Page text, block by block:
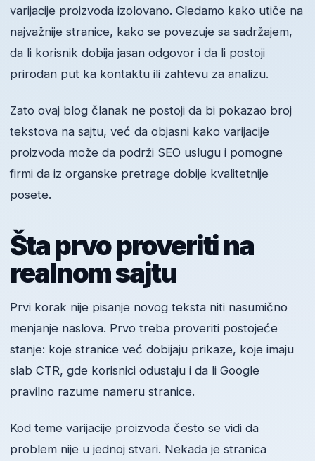
varijacije proizvoda izolovano. Gledamo kako utiče na
najvažnije stranice, kako se povezuje sa sadržajem,
da li korisnik dobija jasan odgovor i da li postoji
prirodan put ka kontaktu ili zahtevu za analizu.
Zato ovaj blog članak ne postoji da bi pokazao broj
tekstova na sajtu, već da objasni kako varijacije
proizvoda može da podrži SEO uslugu i pomogne
firmi da iz organske pretrage dobije kvalitetnije
posete.
Šta prvo proveriti na
realnom sajtu
Prvi korak nije pisanje novog teksta niti nasumično
menjanje naslova. Prvo treba proveriti postojeće
stanje: koje stranice već dobijaju prikaze, koje imaju
slab CTR, gde korisnici odustaju i da li Google
pravilno razume nameru stranice.
Kod teme varijacije proizvoda često se vidi da
problem nije u jednoj stvari. Nekada je stranica